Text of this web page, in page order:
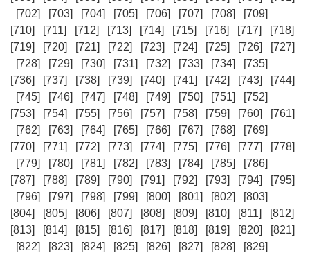
[702]
[703] [704] [705] [706] [707] [708]
[709]
[710]
[711] [712] [713] [714] [715] [716] [717]
[718]
[719]
[720] [721] [722] [723] [724] [725] [726]
[727]
[728]
[729] [730] [731] [732] [733] [734]
[735]
[736]
[737] [738] [739] [740] [741] [742] [743]
[744]
[745]
[746] [747] [748] [749] [750] [751]
[752]
[753]
[754] [755] [756] [757] [758] [759] [760]
[761]
[762]
[763] [764] [765] [766] [767] [768]
[769]
[770]
[771] [772] [773] [774] [775] [776] [777]
[778]
[779]
[780] [781] [782] [783] [784] [785]
[786]
[787]
[788] [789] [790] [791] [792] [793] [794]
[795]
[796]
[797] [798] [799] [800] [801] [802]
[803]
[804]
[805] [806] [807] [808] [809] [810] [811]
[812]
[813]
[814] [815] [816] [817] [818] [819] [820]
[821]
[822]
[823] [824] [825] [826] [827] [828]
[829]